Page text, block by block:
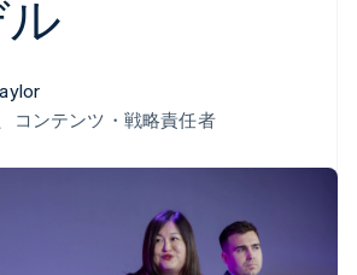
は継続
Tax
VAT の自動
計算
Revenue
Recognition
会計管理の
求・財務関連
グローバルビジネス
ーケットプレイス
金管理
ラットフォーム
種別
築済みの決済を実装
プラットフォームまたは
する
ブスクリプションを管
テーブルコイン担保型
エージェントによるサー
スのプロビジョニング
管理
ス
社
品ロードマップ
用情報
ュースルーム
コンテンツ・戦略責任者